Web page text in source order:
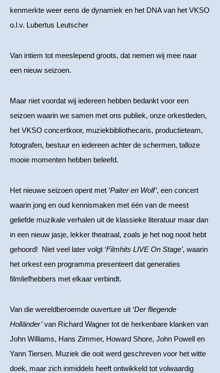
kenmerkte weer eens de dynamiek en het DNA van het VKSO
o.l.v. Lubertus Leutscher
Van intiem tot meeslepend groots, dat nemen wij mee naar
een nieuw seizoen.
Maar niet voordat wij iedereen hebben bedankt voor een
seizoen waarin we samen met ons publiek, onze orkestleden,
het VKSO concertkoor, muziekbibliothecaris, productieteam,
fotografen, bestuur en iedereen achter de schermen, talloze
mooie momenten hebben beleefd.
Het nieuwe seizoen opent met ‘Paiter en Wolf’, een concert
waarin jong en oud kennismaken met één van de meest
geliefde muzikale verhalen uit de klassieke literatuur maar dan
in een nieuw jasje, lekker theatraal, zoals je het nog nooit hebt
gehoord! Niet veel later volgt ‘Filmhits LIVE On Stage’, waarin
het orkest een programma presenteert dat generaties
filmliefhebbers met elkaar verbindt.
Van die wereldberoemde ouverture uit ‘Der fliegende
Holländer’van Richard Wagner tot de herkenbare klanken van
John Williams, Hans Zimmer, Howard Shore, John Powell en
Yann Tiersen. Muziek die ooit werd geschreven voor het witte
doek, maar zich inmiddels heeft ontwikkeld tot volwaardig